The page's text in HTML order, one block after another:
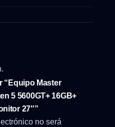
“Equipo Master
5 5600GT+ 16GB+
27″”
no será